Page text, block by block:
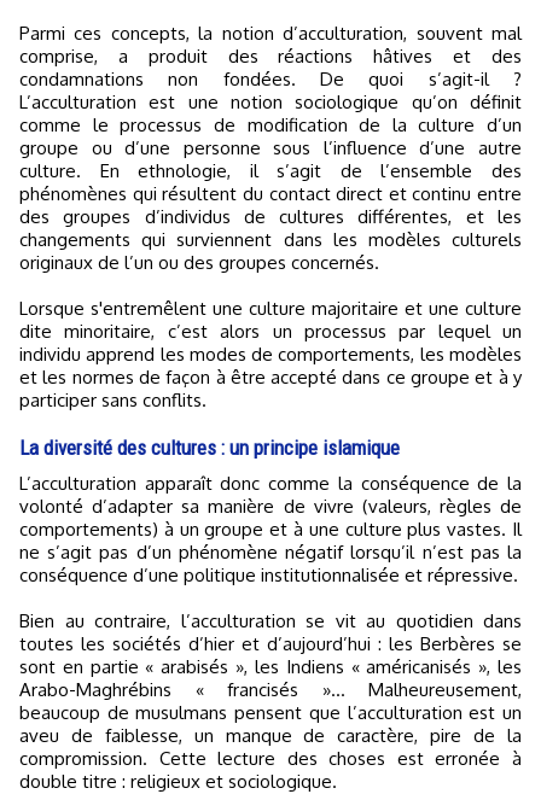
Parmi ces concepts, la notion d’acculturation, souvent mal
comprise, a produit des réactions hâtives et des
condamnations non fondées. De quoi s’agit-il ?
L’acculturation est une notion sociologique qu’on définit
comme le processus de modification de la culture d’un
groupe ou d’une personne sous l’influence d’une autre
culture. En ethnologie, il s’agit de l’ensemble des
phénomènes qui résultent du contact direct et continu entre
des groupes d’individus de cultures différentes, et les
changements qui surviennent dans les modèles culturels
originaux de l’un ou des groupes concernés.
Lorsque s'entremêlent une culture majoritaire et une culture
dite minoritaire, c’est alors un processus par lequel un
individu apprend les modes de comportements, les modèles
et les normes de façon à être accepté dans ce groupe et à y
participer sans conflits.
La diversité des cultures : un principe islamique
L’acculturation apparaît donc comme la conséquence de la
volonté d’adapter sa manière de vivre (valeurs, règles de
comportements) à un groupe et à une culture plus vastes. Il
ne s’agit pas d’un phénomène négatif lorsqu’il n’est pas la
conséquence d’une politique institutionnalisée et répressive.
Bien au contraire, l’acculturation se vit au quotidien dans
toutes les sociétés d’hier et d’aujourd’hui : les Berbères se
sont en partie « arabisés », les Indiens « américanisés », les
Arabo-Maghrébins « francisés »... Malheureusement,
beaucoup de musulmans pensent que l’acculturation est un
aveu de faiblesse, un manque de caractère, pire de la
compromission. Cette lecture des choses est erronée à
double titre : religieux et sociologique.